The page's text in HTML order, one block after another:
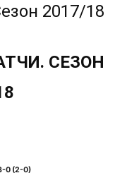
2017/18
СЕЗОН
0 (2-0)